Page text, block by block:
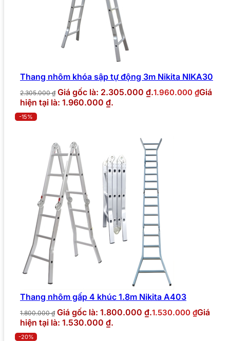
Thang nhôm khóa sập tự động 3m Nikita NIKA30
2.305.000₫ Giá gốc là: 2.305.000 ₫.1.960.000 ₫Giá
hiện tại là: 1.960.000 ₫.
-15%
Thang nhôm gấp 4 khúc 1.8m Nikita A403
1.800.000₫ Giá gốc là: 1.800.000 ₫.1.530.000 ₫Giá
hiện tại là: 1.530.000 ₫.
-20%